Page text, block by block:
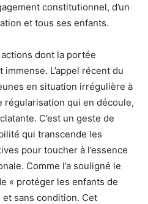
constitutionnel, d’un
et tous ses enfants.
dont la portée
L’appel récent du
en situation irrégulière à
régularisation qui en découle,
C’est un geste de
qui transcende les
pour toucher à l’essence
Comme l’a souligné le
« protéger les enfants de
et sans condition. Cet